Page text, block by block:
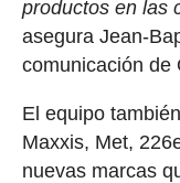
productos en las
asegura Jean-
comunicación de
El equipo
Maxxis, Met,
nuevas marcas